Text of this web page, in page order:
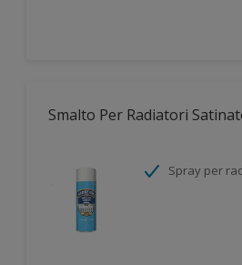
Smalto Per Radiatori
Spray per